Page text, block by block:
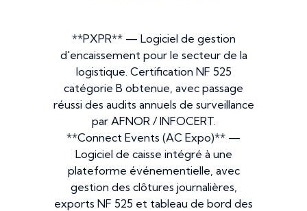
**PXPR** — Logiciel de gestion
d'encaissement pour le secteur de la
logistique. Certification NF 525
catégorie B obtenue, avec passage
réussi des audits annuels de surveillance
par AFNOR / INFOCERT.
**Connect Events (AC Expo)** —
Logiciel de caisse intégré à une
plateforme événementielle, avec
gestion des clôtures journalières,
exports NF 525 et tableau de bord des